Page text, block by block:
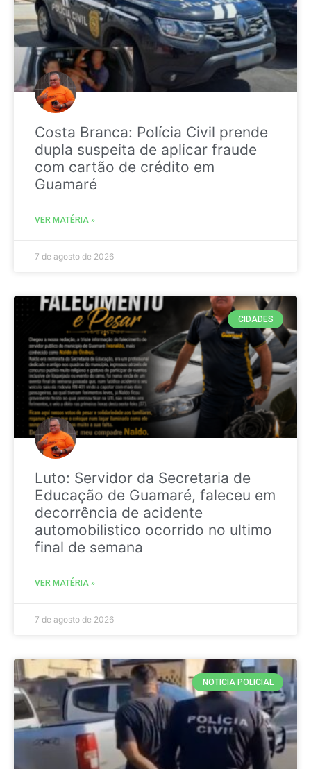
Costa Branca: Polícia Civil prende
dupla suspeita de aplicar fraude
com cartão de crédito em
Guamaré
VER MATÉRIA »
7 de agosto de 2026
CIDADES
Luto: Servidor da Secretaria de
Educação de Guamaré, faleceu em
decorrência de acidente
automobilistico ocorrido no ultimo
final de semana
VER MATÉRIA »
7 de agosto de 2026
NOTICIA POLICIAL